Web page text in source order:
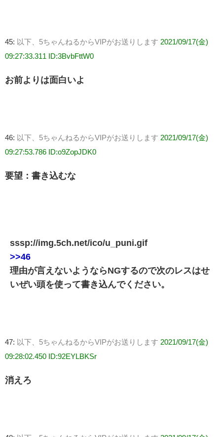
45: 以下、5ちゃんねるからVIPがお送りします 2021/09/17(金)
09:27:33.311 ID:3BvbFttW0
お前よりは面白いよ
46: 以下、5ちゃんねるからVIPがお送りします 2021/09/17(金)
09:27:53.786 ID:o9ZopJDK0
要望：書き込むな
sssp://img.5ch.net/ico/u_puni.gif
>>46
理由が言えないようならNGするので次のレスはせ
いぜい頭を使って書き込んでください。
47: 以下、5ちゃんねるからVIPがお送りします 2021/09/17(金)
09:28:02.450 ID:92EYLBKSr
消えろ